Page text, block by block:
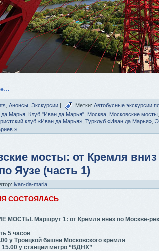
Анонсы Экскурсии | Метки: Автобусные экскурсии
да Марья Клуб "Иван да Марья" Москва Московские мосты
клуб «Иван да Марья» Турклуб «Иван да Марья»
»
мосты: от Кремля
Яузе (часть 1)
ivan-da-maria
СОСТОЯЛАСЬ
МОСТЫ. Маршрут 1: от Кремля вниз по Москве-
5 часов
у Троицкой башни Московского кремля
у станции метро “ВДНХ”